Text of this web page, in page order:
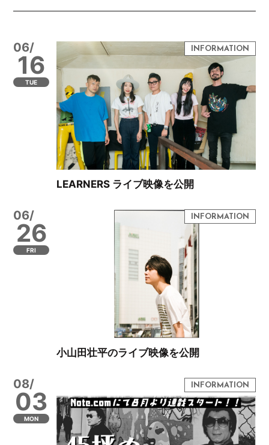
06/
16
TUE
LEARNERS ライブ映像を公開
06/
26
FRI
小山田壮平のライブ映像を公開
08/
03
MON